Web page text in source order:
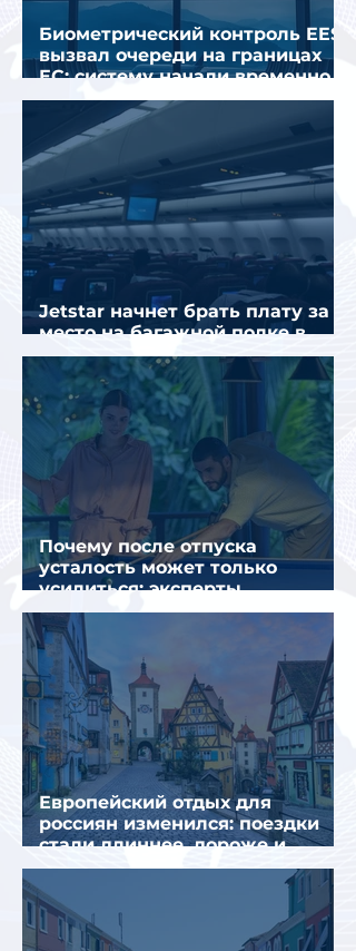
Биометрический контроль EES
вызвал очереди на границах
ЕС: систему начали временно
отключать
Jetstar начнет брать плату за
место на багажной полке в
салоне самолета
Почему после отпуска
усталость может только
усилиться: эксперты
объяснили причины
Европейский отдых для
россиян изменился: поездки
стали длиннее, дороже и
сложнее